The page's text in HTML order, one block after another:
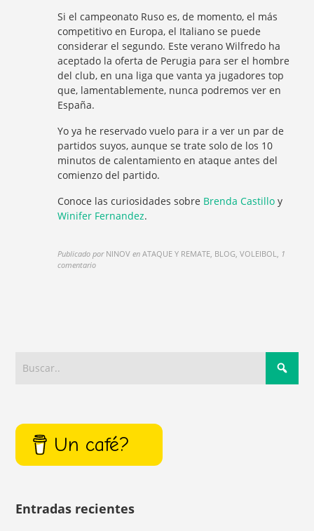
Si el campeonato Ruso es, de momento, el más
competitivo en Europa, el Italiano se puede
considerar el segundo. Este verano Wilfredo ha
aceptado la oferta de Perugia para ser el hombre
del club, en una liga que vanta ya jugadores top
que, lamentablemente, nunca podremos ver en
España.
Yo ya he reservado vuelo para ir a ver un par de
partidos suyos, aunque se trate solo de los 10
minutos de calentamiento en ataque antes del
comienzo del partido.
Conoce las curiosidades sobre Brenda Castillo y
Winifer Fernandez.
Publicado por NINOV en ATAQUE Y REMATE, BLOG, VOLEIBOL
1
comentario
Un café?
Entradas recientes